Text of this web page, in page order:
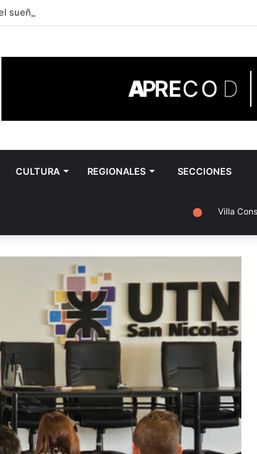
sueño de llegar al Nacional
CULTURA REGIONALES SECCIONES
Villa Constitución